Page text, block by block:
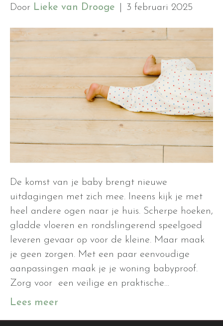
Door Lieke van Drooge 3 februari 2025
De komst van je baby brengt nieuwe
uitdagingen met zich mee. Ineens kijk je met
heel andere ogen naar je huis. Scherpe hoeken,
gladde vloeren en rondslingerend speelgoed
leveren gevaar op voor de kleine. Maar maak
je geen zorgen. Met een paar eenvoudige
aanpassingen maak je je woning babyproof.
Zorg voor een veilige en praktische…
Lees meer